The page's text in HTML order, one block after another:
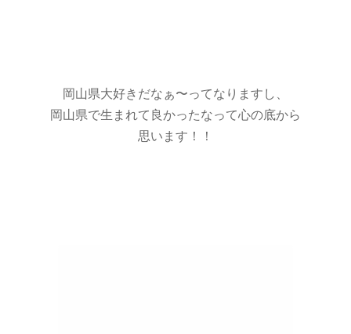
岡山県大好きだなぁ〜ってなりますし、
岡山県で生まれて良かったなって心の底から
思います！！